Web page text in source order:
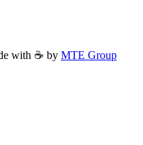
with ☕ by MTE Group